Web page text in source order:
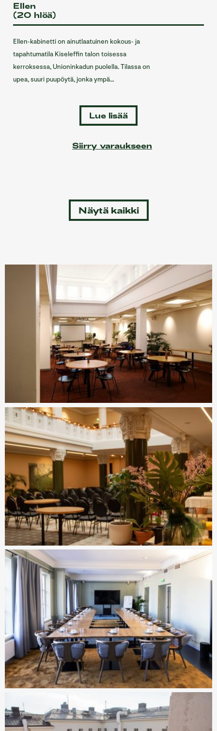
Ellen
(20 hlöä)
Ellen-kabinetti on ainutlaatuinen kokous- ja
tapahtumatila Kiseleffin talon toisessa
kerroksessa, Unioninkadun puolella. Tilassa on
upea, suuri puupöytä, jonka ympä…
Lue lisää
Siirry varaukseen
Näytä kaikki